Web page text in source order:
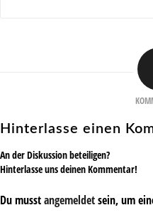
Hinterlasse einen
An der Diskussion beteiligen?
Hinterlasse uns deinen Kommentar!
Du musstangemeldetsein, um